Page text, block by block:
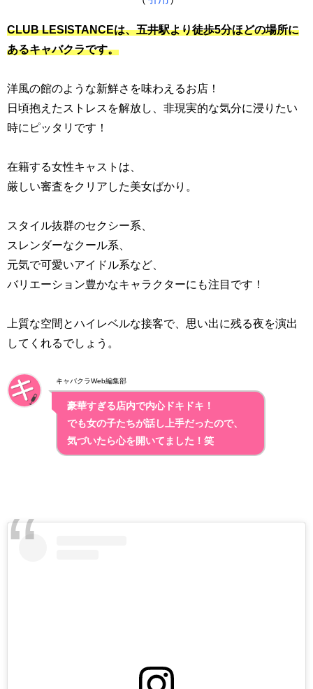
CLUB LESISTANCEは、五井駅より徒歩5分ほどの場所に
あるキャバクラです。
洋風の館のような新鮮さを味わえるお店！
日頃抱えたストレスを解放し、非現実的な気分に浸りたい
時にピッタリです！
在籍する女性キャストは、
厳しい審査をクリアした美女ばかり。
スタイル抜群のセクシー系、
スレンダーなクール系、
元気で可愛いアイドル系など、
バリエーション豊かなキャラクターにも注目です！
上質な空間とハイレベルな接客で、思い出に残る夜を演出
してくれるでしょう。
キャバクラWeb編集部
豪華すぎる店内で内心ドキドキ！
でも女の子たちが話し上手だったので、
気づいたら心を開いてました！笑